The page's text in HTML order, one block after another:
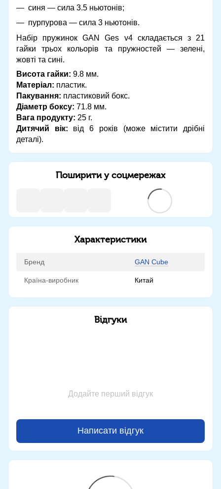
синя — сила 3.5 ньютонів;
пурпурова — сила 3 ньютонів.
Набір пружинок GAN Ges v4 складається з 21
гайки трьох кольорів та пружностей — зелені,
жовті та сині.
Висота гайки: 9.8 мм.
Матеріал: пластик.
Пакування: пластиковий бокс.
Діаметр боксу: 71.8 мм.
Вага продукту: 25 г.
Дитячий вік: від 6 років (може містити дрібні
деталі).
Поширити у соцмережах
Характеристики
Бренд GAN Cube
Країна-виробник Китай
Відгуки
Додайте перший відгук
Написати відгук